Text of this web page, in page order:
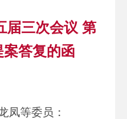
届三次会议 第
案答复的函
凤等委员：